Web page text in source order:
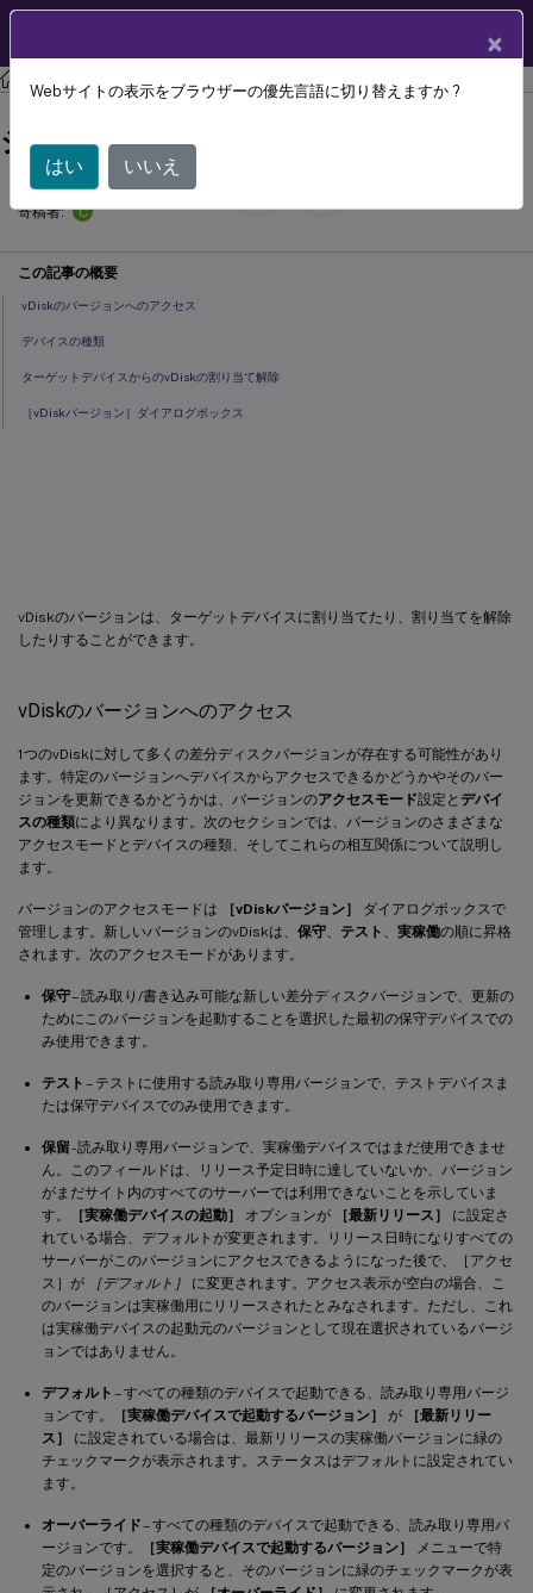
Citrix Provisioning Citrix Provisioning 2311
vDiskのバージョンは、ターゲットデバイスに割り当てたり、割り当てを解除
したりすることができます。
vDiskのバージョンへのアクセス
1つのvDiskに対して多くの差分ディスクバージョンが存在する可能性があり
ます。特定のバージョンへデバイスからアクセスできるかどうかやそのバー
ジョンを更新できるかどうかは、バージョンのアクセスモード設定と デバイ
スの種類により異なります。次のセクションでは、バージョンのさまざまな
アクセスモードとデバイスの種類、そしてこれらの相互関係について説明し
ます。
バージョンのアクセスモードは ［vDiskバージョン］
ダイアログボックスで
管理します。新しいバージョンのvDiskは、 保守 テスト 実稼働の順に昇格
されます。次のアクセスモードがあります。
保守– 読み取り/書き込み可能な新しい差分ディスクバージョンで、更新の
ためにこのバージョンを起動することを選択した最初の保守デバイスでの
み使用できます。
テスト – テストに使用する読み取り専用バージョンで、テストデバイスま
たは保守デバイスでのみ使用できます。
保留- 読み取り専用バージョンで、実稼働デバイスではまだ使用できませ
ん。このフィールドは、リリース予定日時に達していないか、バージョン
がまだサイト内のすべてのサーバーでは利用できないことを示していま
す。
［実稼働デバイスの起動］ オプションが ［最新リリース］
に設定さ
れている場合、デフォルトが変更されます。リリース日時になりすべての
サーバーがこのバージョンにアクセスできるようになった後で、［アクセ
ス］が
［デフォルト］
に変更されます。アクセス表示が空白の場合、こ
のバージョンは実稼働用にリリースされたとみなされます。ただし、これ
は実稼働デバイスの起動元のバージョンとして現在選択されているバージ
ョンではありません。
デフォルト – すべての種類のデバイスで起動できる、読み取り専用バージ
ョンです。
［実稼働デバイスで起動するバージョン］ が
［最新リリー
ス］
に設定されている場合は、最新リリースの実稼働バージョンに緑の
チェックマークが表示されます。ステータスはデフォルトに設定されてい
ます。
オーバーライド– すべての種類のデバイスで起動できる、読み取り専用バ
ージョンです。
［実稼働デバイスで起動するバージョン］
メニューで特
定のバージョンを選択すると、そのバージョンに緑のチェックマークが表
ターゲットデバイスへのvDiskとバー
ジョンの割り当て
September 13,
2024
寄稿者:
C
この記事の概要
vDiskのバージョンへのアクセス
デバイスの種類
ターゲットデバイスからのvDiskの割り当て解除
［vDiskバージョン］ダイアログボックス
×
Webサイトの表示をブラウザーの優先言語に切り替えますか ?
はい いいえ